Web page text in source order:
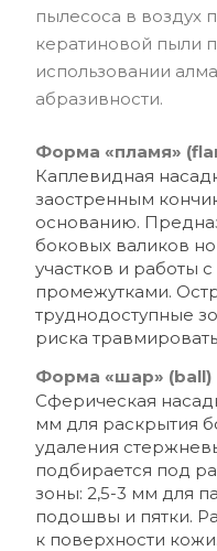
пылесоса в воздух
кератиновой пыли
использовании
абразивности.
Форма «пламя»
Каплевидная
заостренным
основанию.
боковых валиков
участков и работы
промежутками.
труднодоступные
риска
Форма «шар» (ball)
Сферическая
мм для раскрытия
удаления
подбирается под
зоны: 2,5-3 мм для
подошвы и пятки.
к поверхности кожи.